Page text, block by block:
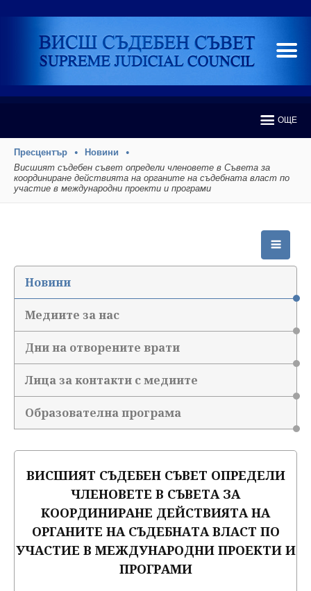
ОЩЕ
Пресцентър
Новини
Висшият съдебен съвет определи членовете в Съвета за
координиране действията на органите на съдебната власт по
участие в международни проекти и програми
Новини
Медиите за нас
Дни на отворените врати
Лица за контакти с медиите
Образователна програма
ВИСШИЯТ СЪДЕБЕН СЪВЕТ ОПРЕДЕЛИ
ЧЛЕНОВЕТЕ В СЪВЕТА ЗА
КООРДИНИРАНЕ ДЕЙСТВИЯТА НА
ОРГАНИТЕ НА СЪДЕБНАТА ВЛАСТ ПО
УЧАСТИЕ В МЕЖДУНАРОДНИ ПРОЕКТИ И
ПРОГРАМИ